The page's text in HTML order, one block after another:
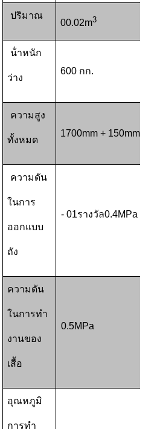
ปริมาณ
00.02m3
น้ําหนัก
ว่าง
600 กก.
ความสูง
ทั้งหมด
1700mm + 150mm
ความดัน
ในการ
ออกแบบ
ถัง
- 01รางวัล0.4MPa
ความดัน
ในการทํา
งานของ
เสื้อ
0.5MPa
อุณหภูมิ
การทํา